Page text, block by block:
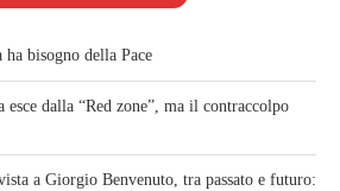
ha bisogno della Pace
esce dalla “Red zone”, ma il contraccolpo
a Giorgio Benvenuto, tra passato e futuro: